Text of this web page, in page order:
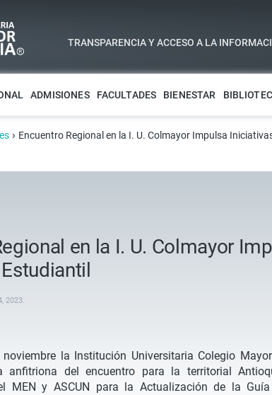
TRANSPARENCIA Y ACCESO A LA
ADMISIONES FACULTADES BIENESTAR
› Encuentro Regional en la I. U. Colmayor Impulsa
en la I. U. Colmayor
2023.
la Institución Universitaria Colegio
anfitriona del encuentro para la territorial
MEN y ASCUN para la Actualización de la